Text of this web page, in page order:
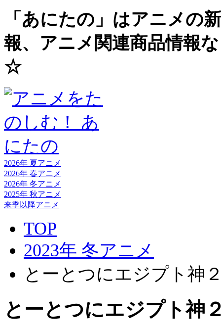
「あにたの」はアニメの
報、アニメ関連商品情報
☆
2026年 夏アニメ
2026年 春アニメ
2026年 冬アニメ
2025年 秋アニメ
来季以降アニメ
TOP
2023年 冬アニメ
とーとつにエジプト神
とーとつにエジプト神